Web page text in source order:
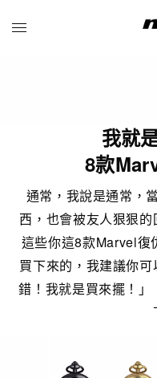
我就
8款
通常，我說是通常，
西，也會被友人狠狠
這些你這8款Marvel復
買下來的，我建議你
錯！我就是買來擺！